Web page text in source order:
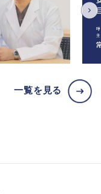
一覧を見る